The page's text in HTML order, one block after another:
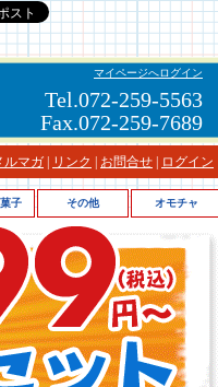
マイページへログイン
Tel.072-259-5563
Fax.072-259-7689
ルマガ リンク お問合せ ログイン